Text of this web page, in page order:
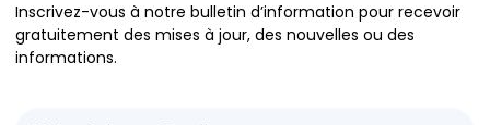
Inscrivez-vous à notre bulletin d’information pour recevoir
gratuitement des mises à jour, des nouvelles ou des
informations.